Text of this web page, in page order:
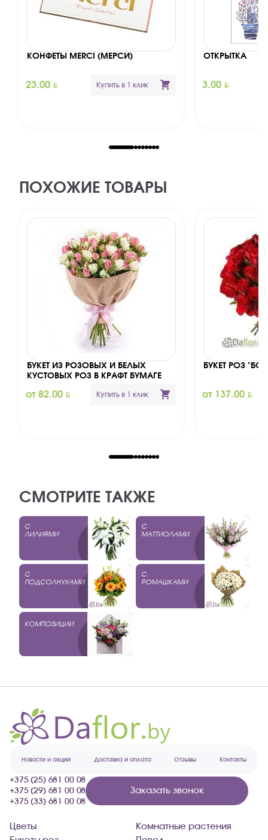
КОНФЕТЫ MERCI (МЕРСИ)
23.00 BYN Купить в 1 клик
ОТКРЫТКА
3.00 BYN
ПОХОЖИЕ ТОВАРЫ
БУКЕТ ИЗ РОЗОВЫХ И БЕЛЫХ
КУСТОВЫХ РОЗ В КРАФТ БУМАГЕ
от 82.00 BYN Купить в 1 клик
БУКЕТ РОЗ
от 137.00 BYN
СМОТРИТЕ ТАКЖЕ
С
ЛИЛИЯМИ
С
МАТТИОЛАМИ
С
ПОДСОЛНУХАМИ
С
РОМАШКАМИ
КОМПОЗИЦИИ
Новости и акции Доставка и оплата Отзывы Контакты
+375 (25) 681 00 08
+375 (29) 681 00 08
+375 (33) 681 00 08
Заказать звонок
Цветы
Комнатные растения